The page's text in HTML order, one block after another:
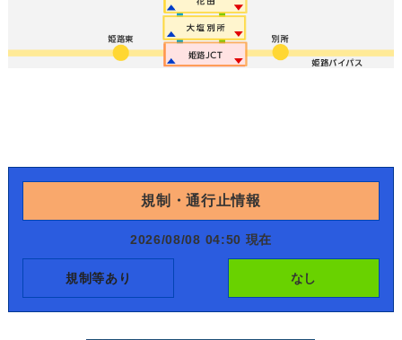
規制・通行止情報
2026/08/08 04:50 現在
規制等あり なし